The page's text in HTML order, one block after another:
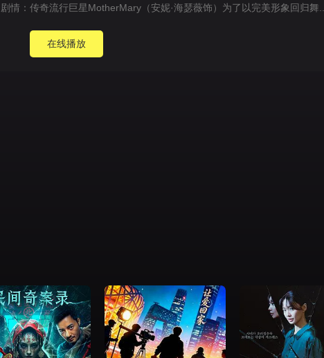
剧情： 传奇流行巨星MotherMary（安妮·海瑟薇饰）为了以完美形象回归舞...
在线播放